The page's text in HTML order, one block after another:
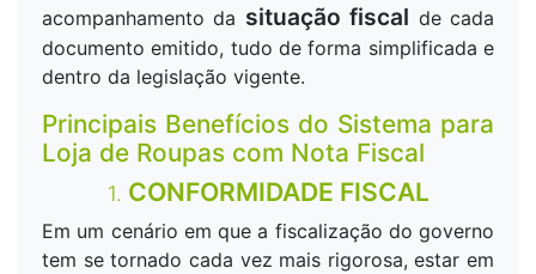
acompanhamento da situação fiscal de cada
documento emitido, tudo de forma simplificada e
dentro da legislação vigente.
Principais Benefícios do Sistema para
Loja de Roupas com Nota Fiscal
1. CONFORMIDADE FISCAL
Em um cenário em que a fiscalização do governo
tem se tornado cada vez mais rigorosa, estar em